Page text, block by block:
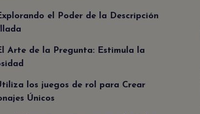
el Poder de la Descripción
Arte de la Pregunta: Estimula la
los juegos de rol para Crear
Únicos